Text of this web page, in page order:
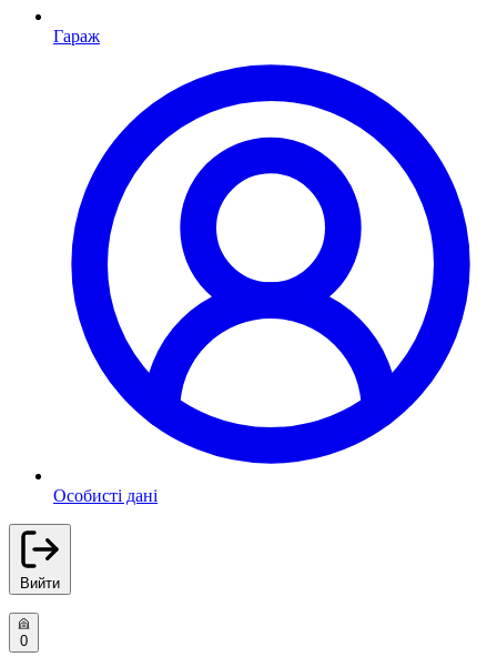
Гараж
Особисті дані
Вийти
0